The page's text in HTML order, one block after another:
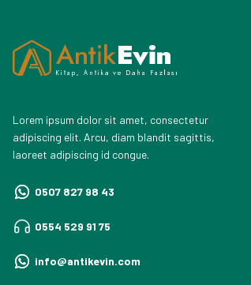
Lorem ipsum dolor sit amet, consectetur
adipiscing elit. Arcu, diam blandit sagittis,
laoreet adipiscing id congue.
0507 827 98 43
0554 529 91 75
info@antikevin.com